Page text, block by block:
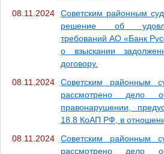
08.11.2024
Советским районным
решение об
требований АО «Банк
о взыскании
договору.
08.11.2024
Советским районным
рассмотрено дело
правонарушении,
18.8 КоАП РФ, в
08.11.2024
Советским районным
рассмотрено дело